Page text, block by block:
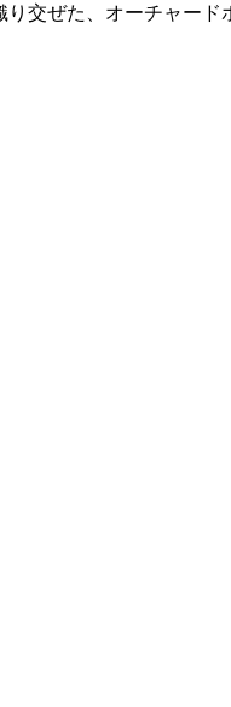
交ぜた、オーチャード